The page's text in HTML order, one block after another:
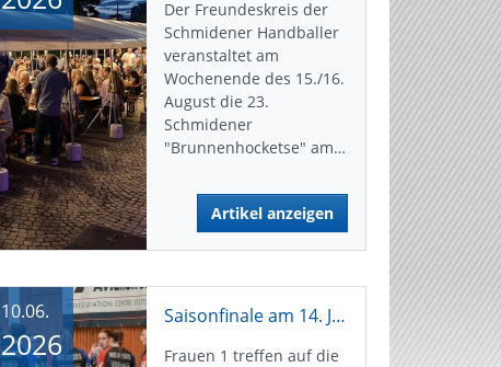
Der Freundeskreis der
Schmidener Handballer
veranstaltet am
Wochenende des 15./16.
August die 23.
Schmidener
"Brunnenhocketse" am…
Artikel anzeigen
Saisonfinale am 14. Juni
Frauen 1 treffen auf die
10.06.
2026